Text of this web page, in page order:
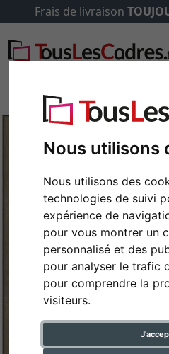
Nous utilisons
Nous utilisons des
technologies de suivi
expérience de
pour vous montrer un
personnalisé et des
pour analyser le trafic
pour comprendre la
visiteurs.
Frais de livraison
Retour